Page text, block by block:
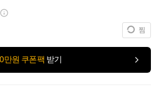
찜
만원 쿠폰팩 받기